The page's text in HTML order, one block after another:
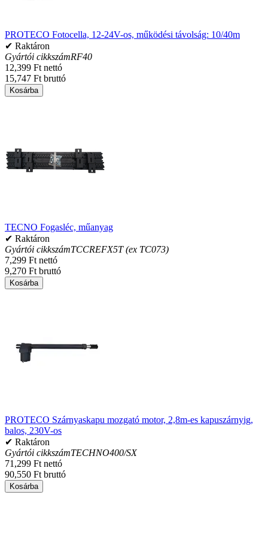
PROTECO Fotocella, 12-24V-os, működési távolság: 10/40m
✔ Raktáron
Gyártói cikkszámRF40
12,399 Ft nettó
15,747 Ft bruttó
Kosárba
TECNO Fogasléc, műanyag
✔ Raktáron
Gyártói cikkszámTCCREFX5T (ex TC073)
7,299 Ft nettó
9,270 Ft bruttó
Kosárba
PROTECO Szárnyaskapu mozgató motor, 2,8m-es kapuszárnyig,
balos, 230V-os
✔ Raktáron
Gyártói cikkszámTECHNO400/SX
71,299 Ft nettó
90,550 Ft bruttó
Kosárba